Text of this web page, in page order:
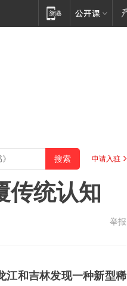
申请入驻
传统认知
举报
江和吉林发现一种新型稀